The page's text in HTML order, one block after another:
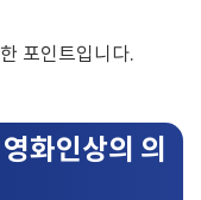
포인트입니다.
화인상의 의